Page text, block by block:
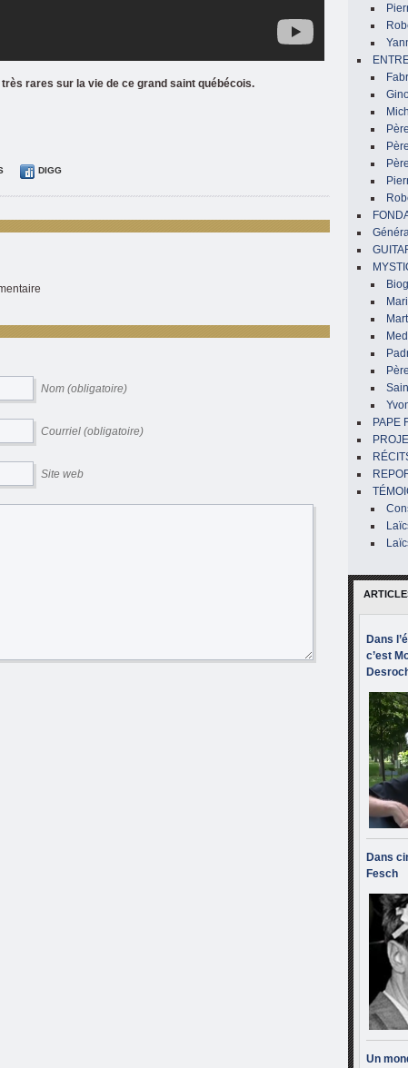
PAPE
Dans
c’est
Dans
Fesch
Un
rares sur la vie de ce grand saint québécois.
DIGG
Nom (obligatoire)
Courriel (obligatoire)
Site web